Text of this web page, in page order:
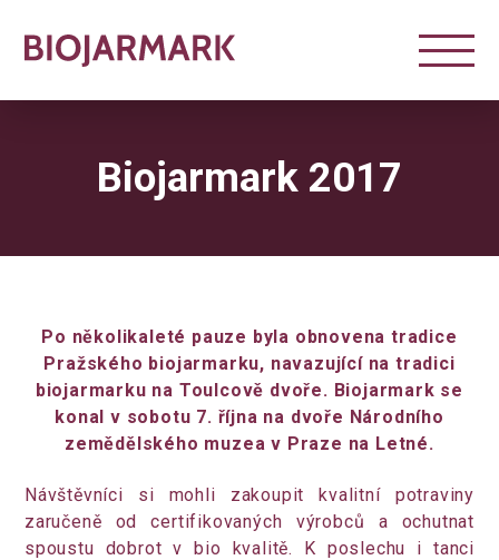
Biojarmark 2017
Po několikaleté pauze byla obnovena tradice
Pražského biojarmarku, navazující na tradici
biojarmarku na Toulcově dvoře. Biojarmark se
konal v sobotu 7. října na dvoře Národního
zemědělského muzea v Praze na Letné.
Návštěvníci si mohli zakoupit kvalitní potraviny
zaručeně od certifikovaných výrobců a ochutnat
spoustu dobrot v bio kvalitě. K poslechu i tanci